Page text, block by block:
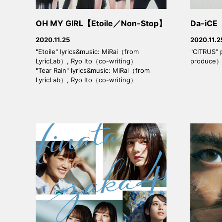
OH MY GIRL【Etoile／Non-Stop】
2020.11.25
"Etoile" lyrics&music: MiRai（from
LyricLab）, Ryo Ito（co-writing）
"Tear Rain" lyrics&music: MiRai（from
LyricLab）, Ryo Ito（co-writing）
Da-iCE
produce）